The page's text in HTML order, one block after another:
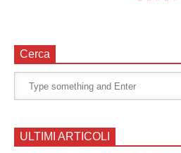
Cerca
ULTIMI ARTICOLI